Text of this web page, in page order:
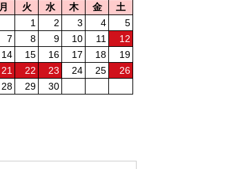
月 火 水 木 金
土
1
2 3 4
5
7 8 9 10 11
12
14 15 16 17 18
19
21 22 23 24 25
26
28 29 30